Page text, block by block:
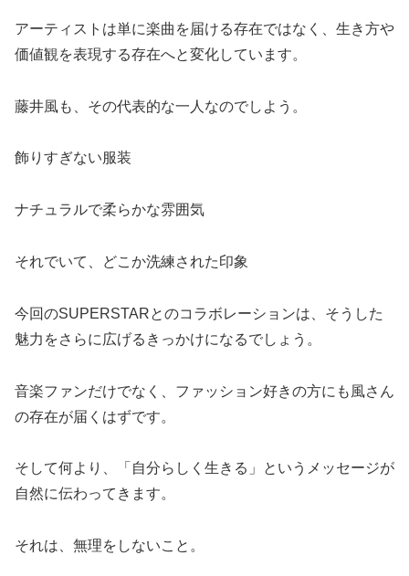
アーティストは単に楽曲を届ける存在ではなく、生き方や
価値観を表現する存在へと変化しています。
藤井風も、その代表的な一人なのでしよう。
飾りすぎない服装
ナチュラルで柔らかな雰囲気
それでいて、どこか洗練された印象
今回のSUPERSTARとのコラボレーションは、そうした
魅力をさらに広げるきっかけになるでしょう。
音楽ファンだけでなく、ファッション好きの方にも風さん
の存在が届くはずです。
そして何より、「自分らしく生きる」というメッセージが
自然に伝わってきます。
それは、無理をしないこと。